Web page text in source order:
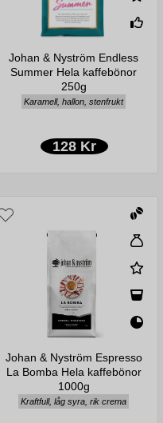
Johan & Nyström Endless
Summer Hela kaffebönor
250g
Karamell, hallon, stenfrukt
128 Kr
Johan & Nyström Espresso
La Bomba Hela kaffebönor
1000g
Kraftfull, låg syra, rik crema